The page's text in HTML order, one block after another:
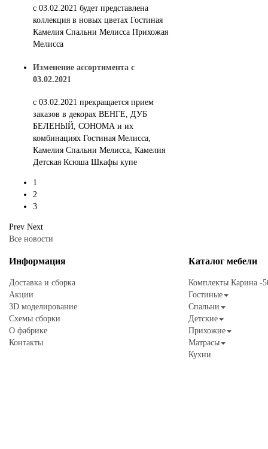
с 03.02.2021 будет представлена
коллекция в новых цветах Гостиная
Камелия Спальни Мелисса Прихожая
Мелисса
Изменение ассортимента с
03.02.2021
c 03.02.2021 прекращается прием
заказов в декорах ВЕНГЕ, ДУБ
БЕЛЕНЫЙ, СОНОМА и их
комбинациях Гостиная Мелисса,
Камелия Спальни Мелисса, Камелия
Детская Ксюша Шкафы купе
1
2
3
Prev Next
Все новости
Информация
Доставка и сборка
Акции
3D моделирование
Схемы сборки
О фабрике
Контакты
Каталог мебели
Комплекты Карина -
Гостиные
Спальни
Детские
Прихожие
Матрасы
Кухни